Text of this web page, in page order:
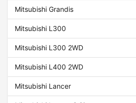
Mitsubishi Grandis
Mitsubishi L300
Mitsubishi L300 2WD
Mitsubishi L400 2WD
Mitsubishi Lancer